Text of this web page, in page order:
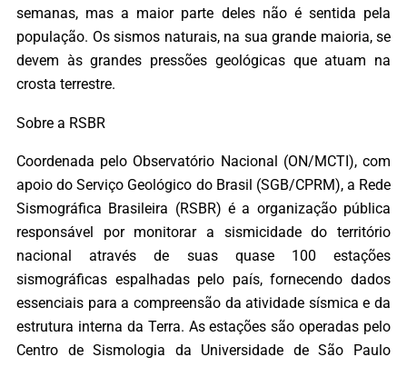
semanas, mas a maior parte deles não é sentida pela
população. Os sismos naturais, na sua grande maioria, se
devem às grandes pressões geológicas que atuam na
crosta terrestre.
Sobre a RSBR
Coordenada pelo Observatório Nacional (ON/MCTI), com
apoio do Serviço Geológico do Brasil (SGB/CPRM), a Rede
Sismográfica Brasileira (RSBR) é a organização pública
responsável por monitorar a sismicidade do território
nacional através de suas quase 100 estações
sismográficas espalhadas pelo país, fornecendo dados
essenciais para a compreensão da atividade sísmica e da
estrutura interna da Terra. As estações são operadas pelo
Centro de Sismologia da Universidade de São Paulo